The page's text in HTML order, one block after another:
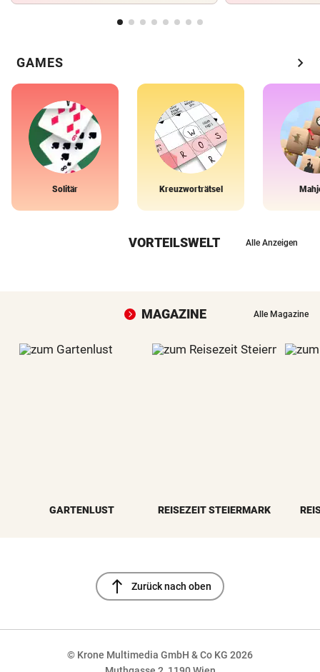
GAMES chevron_right
Solitär Kreuzworträtsel
VORTEILSWELT Alle Anzeigen
MAGAZINE Alle Magazine
GARTENLUST REISEZEIT STEIERMARK
north Zurück nach oben
© Krone Multimedia GmbH & Co KG 2026